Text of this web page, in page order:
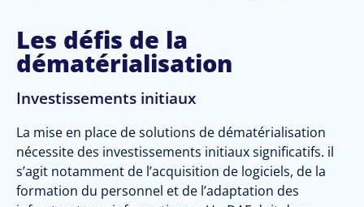
Les défis de la
dématérialisation
Investissements initiaux
La mise en place de solutions de dématérialisation
nécessite des investissements initiaux significatifs. il
s’agit notamment de l’acquisition de logiciels, de la
formation du personnel et de l’adaptation des